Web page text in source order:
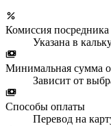
Комиссия посредника
Указана в
Минимальная сумма
Зависит от
Способы оплаты
Перевод на